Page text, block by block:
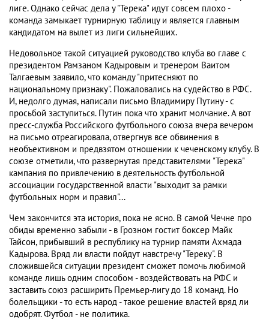
лиге. Однако сейчас дела у "Терека" идут совсем плохо -
команда замыкает турнирную таблицу и является главным
кандидатом на вылет из лиги сильнейших.
Недовольное такой ситуацией руководство клуба во главе с
президентом Рамзаном Кадыровым и тренером Ваитом
Талгаевым заявило, что команду "притесняют по
национальному признаку". Пожаловались на судейство в РФС.
И, недолго думая, написали письмо Владимиру Путину - с
просьбой заступиться. Путин пока что хранит молчание. А вот
пресс-служба Российского футбольного союза вчера вечером
на письмо отреагировала, отвергнув все обвинения в
необъективном и предвзятом отношении к чеченскому клубу. В
союзе отметили, что развернутая представителями "Терека"
кампания по привлечению в деятельность футбольной
ассоциации государственной власти "выходит за рамки
футбольных норм и правил"...
Чем закончится эта история, пока не ясно. В самой Чечне про
обиды временно забыли - в Грозном гостит боксер Майк
Тайсон, прибывший в республику на турнир памяти Ахмада
Кадырова. Вряд ли власти пойдут навстречу "Тереку". В
сложившейся ситуации президент сможет помочь любимой
команде лишь одним способом - воздействовать на РФС и
заставить союз расширить Премьер-лигу до 18 команд. Но
болельщики - то есть народ - такое решение властей вряд ли
одобрят. Футбол - не политика.